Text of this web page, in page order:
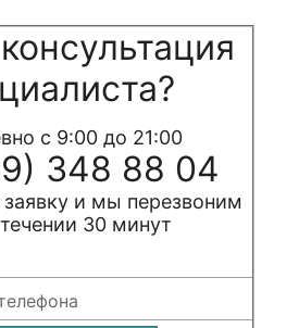
с 9:00 до 21:00
348 88 04
заявку и мы перезвоним
30 минут